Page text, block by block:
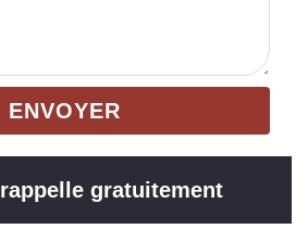
gratuitement